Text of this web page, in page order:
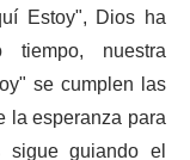
Estoy", Dios ha
tiempo, nuestra
se cumplen las
la esperanza para
guiando el